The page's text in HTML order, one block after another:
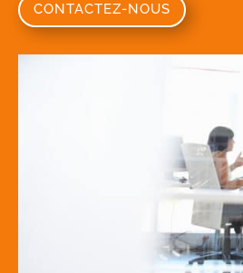
CONTACTEZ-NOUS